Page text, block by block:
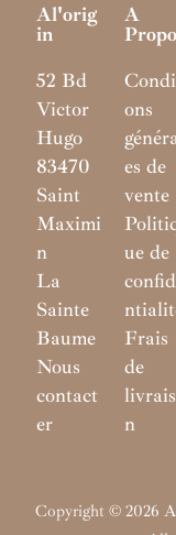
Al'orig
In
52 Bd
Victor
Hugo
83470
Saint
Maximi
n
La
Sainte
Baume
Nous
contact
er
A
ons
es de
vente
ue de
Frais
de
n
Copyright © 2026